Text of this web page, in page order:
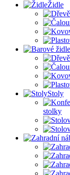
Židle
Stoly
stolky